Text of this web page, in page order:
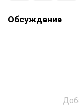
Обсуждение